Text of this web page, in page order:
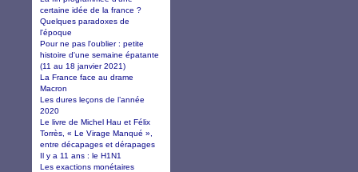
certaine idée de la france ?
Quelques paradoxes de
l'époque
Pour ne pas l'oublier : petite
histoire d'une semaine épatante
(11 au 18 janvier 2021)
La France face au drame
Macron
Les dures leçons de l’année
2020
Le livre de Michel Hau et Félix
Torrès, « Le Virage Manqué »,
entre décapages et dérapages
Il y a 11 ans : le H1N1
Les exactions monétaires